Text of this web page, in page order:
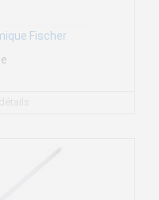
Fischer